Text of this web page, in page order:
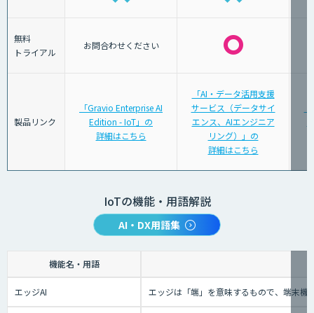
無料
トライアル
お問合わせください
製品リンク
「Gravio Enterprise AI
Edition - IoT」の
詳細はこちら
「AI・データ活用支援
サービス（データサイ
エンス、AIエンジニア
リング）」の
詳細はこちら
IoTの機能・用語解説
AI・DX用語集
機能名・用語
エッジAI エッジは「端」を意味するもので、端末機